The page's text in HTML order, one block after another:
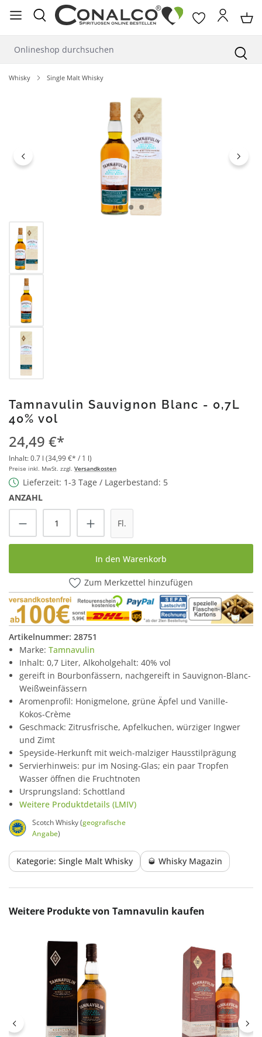
springen
Whisky Single Malt Whisky
Tamnavulin Sauvignon Blanc - 0,7L
40% vol
24,49 €*
Inhalt:0.7 l (34,99 €* / 1 l)
Preise inkl. MwSt. zzgl. Versandkosten
Lieferzeit: 1-3 Tage / Lagerbestand: 5
ANZAHL
Produkt Anzahl: Gib den gewünschten
Fl.
In den Warenkorb
Zum Merkzettel hinzufügen
Artikelnummer: 28751
Marke: Tamnavulin
Inhalt: 0,7 Liter, Alkoholgehalt: 40% vol
gereift in Bourbonfässern, nachgereift in Sauvignon-Blanc-
Weißweinfässern
Aromenprofil: Honigmelone, grüne Äpfel und Vanille-
Kokos-Crème
Geschmack: Zitrusfrische, Apfelkuchen, würziger Ingwer
und Zimt
Speyside-Herkunft mit weich-malziger Hausstilprägung
Servierhinweis: pur im Nosing-Glas; ein paar Tropfen
Wasser öffnen die Fruchtnoten
Ursprungsland: Schottland
Weitere Produktdetails (LMIV)
Scotch Whisky (geografische
Angabe)
Kategorie: Single Malt Whisky 🥃 Whisky Magazin
Produktgalerie überspringen
Weitere Produkte von Tamnavulin kaufen